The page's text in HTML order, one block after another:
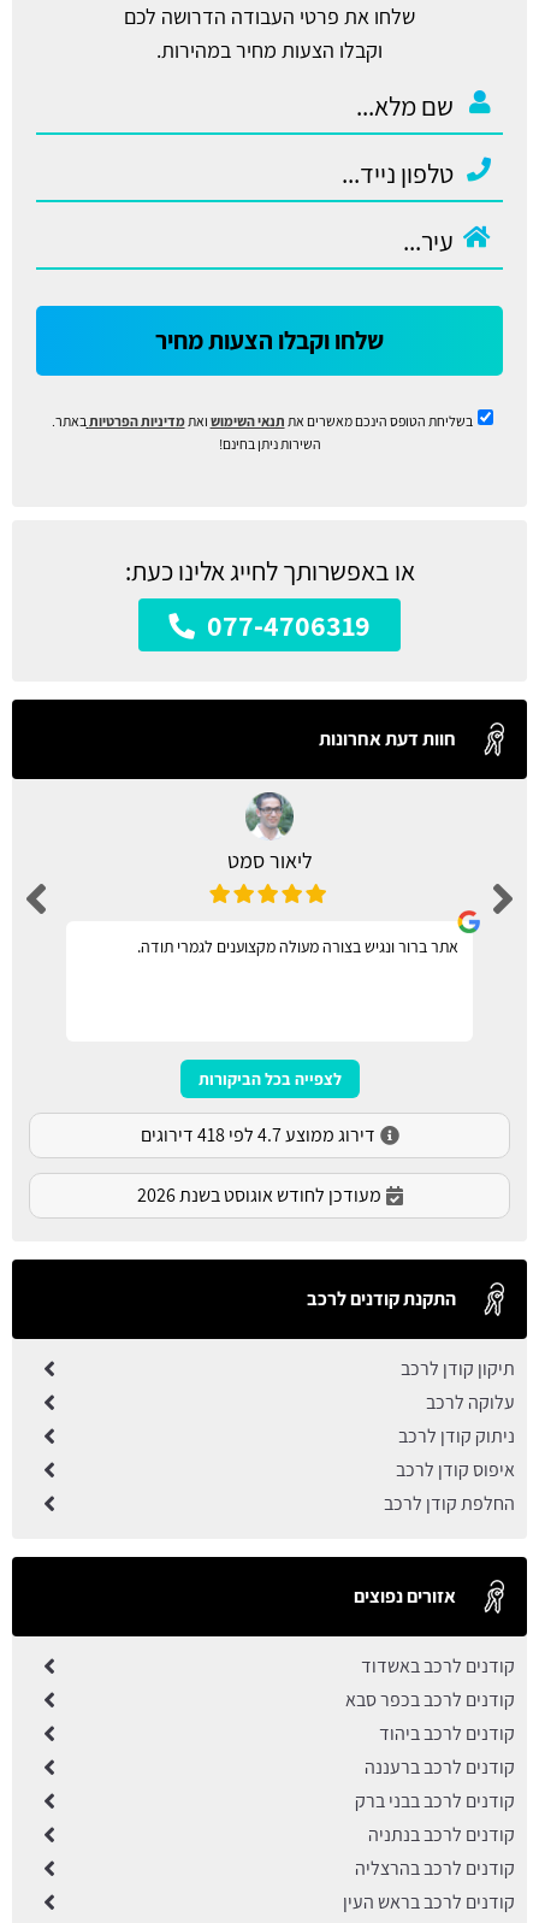
שלחו את פרטי העבודה הדרושה לכם
וקבלו הצעות מחיר במהירות.
שלחו וקבלו הצעות מחיר
בשליחת הטופס הינכם מאשרים את תנאי השימוש ואתמדיניות הפרטיות באתר.
השירות ניתן בחינם!
או באפשרותך לחייג אלינו כעת:
077-4706319
חוות דעת אחרונות
ליאור סמט
אתר ברור ונגיש בצורה מעולה מקצוענים לגמרי תודה.
לצפייה בכל הביקורות
דירוג ממוצע 4.7 לפי 418 דירוגים
מעודכן לחודש אוגוסט בשנת 2026
התקנת קודנים לרכב
תיקון קודן לרכב
עלוקה לרכב
ניתוק קודן לרכב
איפוס קודן לרכב
החלפת קודן לרכב
אזורים נפוצים
קודנים לרכב באשדוד
קודנים לרכב בכפר סבא
קודנים לרכב ביהוד
קודנים לרכב ברעננה
קודנים לרכב בבני ברק
קודנים לרכב בנתניה
קודנים לרכב בהרצליה
קודנים לרכב בראש העין